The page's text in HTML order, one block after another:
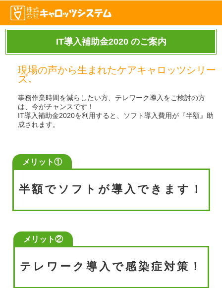
IT導入補助金2020 のご案内
現場の声から生まれたケアキャロッツシリー
ズ。
事務作業時間を減らしたい方、テレワーク導入をご検討の方
は、今がチャンスです！
IT導入補助金2020を利用すると、ソフト導入費用が『半額』助
成されます。
半額でソフトが導入できます！
テレワーク導入で感染症対策！